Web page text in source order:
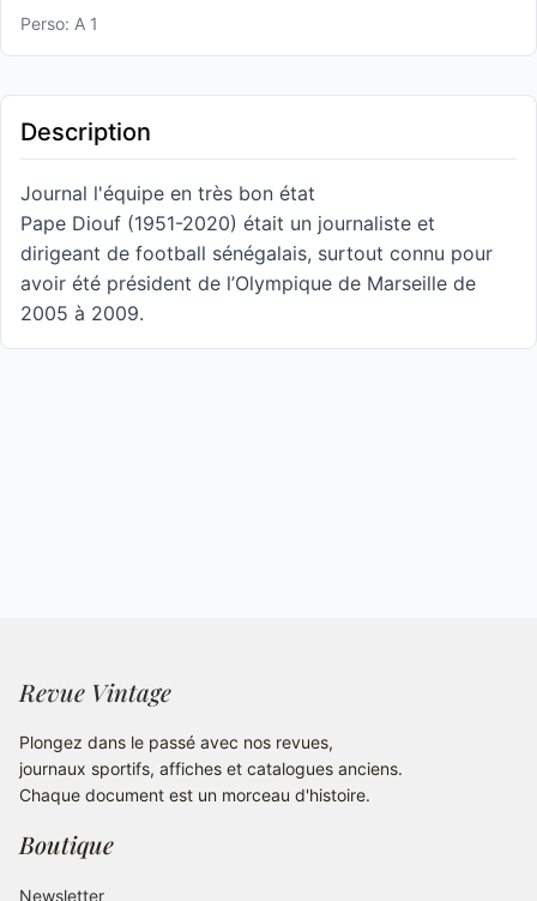
Perso: A 1
Description
Journal l'équipe en très bon état
Pape Diouf (1951-2020) était un journaliste et
dirigeant de football sénégalais, surtout connu pour
avoir été président de l’Olympique de Marseille de
2005 à 2009.
Revue Vintage
Plongez dans le passé avec nos revues,
journaux sportifs, affiches et catalogues anciens.
Chaque document est un morceau d'histoire.
Boutique
Newsletter